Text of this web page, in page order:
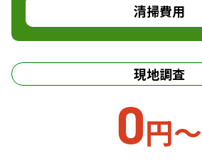
清掃費用
現地調査
0円〜